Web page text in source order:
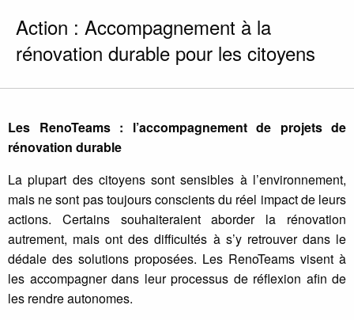
Action : Accompagnement à la
rénovation durable pour les citoyens
Les RenoTeams : l’accompagnement de projets de
rénovation durable
La plupart des citoyens sont sensibles à l’environnement,
mais ne sont pas toujours conscients du réel impact de leurs
actions. Certains souhaiteraient aborder la rénovation
autrement, mais ont des difficultés à s’y retrouver dans le
dédale des solutions proposées. Les RenoTeams visent à
les accompagner dans leur processus de réflexion afin de
les rendre autonomes.